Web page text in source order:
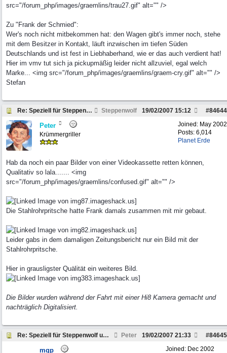
src="/forum_php/images/graemlins/trau27.gif" alt="" />
Zu "Frank der Schmied":
Wer's noch nicht mitbekommen hat: den Wagen gibt's immer noch, stehe
mit dem Besitzer in Kontakt, läuft inzwischen im tiefen Süden
Deutschlands und ist fest in Liebhaberhand, wie er das auch verdient hat!
Hier im vmv tut sich ja pickupmäßig leider nicht allzuviel, egal welch
Marke... <img src="/forum_php/images/graemlins/graem-cry.gif" alt="" />
Stefan
Re: Speziell für Steppenwolf und andere Pickup Fre Steppenwolf #84644
19/02/2007 15:12
Joined: May 2002
Posts: 6,014
Planet Erde
Peter
Krümmergriller
Hab da noch ein paar Bilder von einer Videokassette retten können,
Qualitativ so lala....... <img
src="/forum_php/images/graemlins/confused.gif" alt="" />
Die Stahlrohrpritsche hatte Frank damals zusammen mit mir gebaut.
Leider gabs in dem damaligen Zeitungsbericht nur ein Bild mit der
Stahlrohrpritsche.
Hier in grausligster Quälität ein weiteres Bild.
Die Bilder wurden während der Fahrt mit einer Hi8 Kamera gemacht und
nachträglich Digitalisiert.
Re: Speziell für Steppenwolf und andere Pickup Fre Peter #84645
19/02/2007 21:33
Joined: Dec 2002
mqp